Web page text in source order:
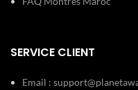
SERVICE CLIENT
Email :